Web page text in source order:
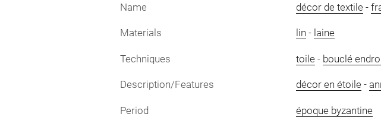
Name décor de textile-
Materials lin - laine
Techniques toile- bouclé
Description/Features décor en étoile-
Period époque byzantine